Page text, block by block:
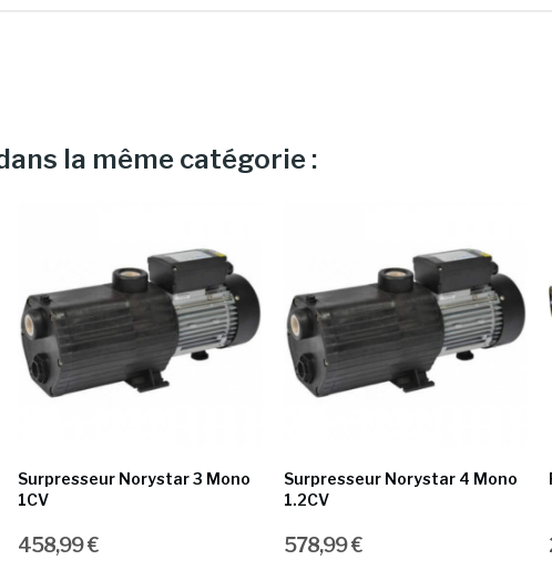
la même catégorie :
Surpresseur Norystar 3 Mono
1CV
458,99 €
Surpresseur Norystar 4 Mono
1.2CV
578,99 €